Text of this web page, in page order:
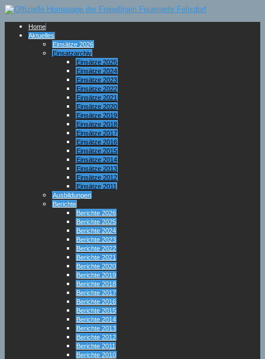
Home
Aktuelles
Einsätze 2026
Einsatzarchiv
Einsätze 2025
Einsätze 2024
Einsätze 2023
Einsätze 2022
Einsätze 2021
Einsätze 2020
Einsätze 2019
Einsätze 2018
Einsätze 2017
Einsätze 2016
Einsätze 2015
Einsätze 2014
Einsätze 2013
Einsätze 2012
Einsätze 2011
Ausbildungen
Berichte
Berichte 2026
Berichte 2025
Berichte 2024
Berichte 2023
Berichte 2022
Berichte 2021
Berichte 2020
Berichte 2019
Berichte 2018
Berichte 2017
Berichte 2016
Berichte 2015
Berichte 2014
Berichte 2013
Berichte 2012
Berichte 2011
Berichte 2010